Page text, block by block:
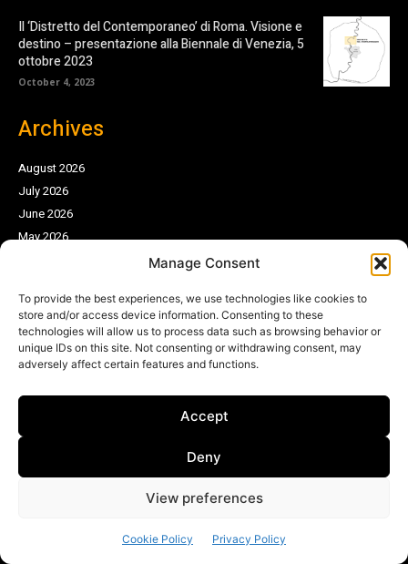
Manage Consent
To provide the best experiences, we use technologies like cookies to
store and/or access device information. Consenting to these
technologies will allow us to process data such as browsing behavior or
unique IDs on this site. Not consenting or withdrawing consent, may
adversely affect certain features and functions.
Accept
Deny
View preferences
Cookie Policy Privacy Policy
Il ‘Distretto del Contemporaneo’ di Roma. Visione e
destino – presentazione alla Biennale di Venezia, 5
ottobre 2023
October 4, 2023
Archives
August 2026
July 2026
June 2026
May 2026
February 2026
Gender & Discrimination